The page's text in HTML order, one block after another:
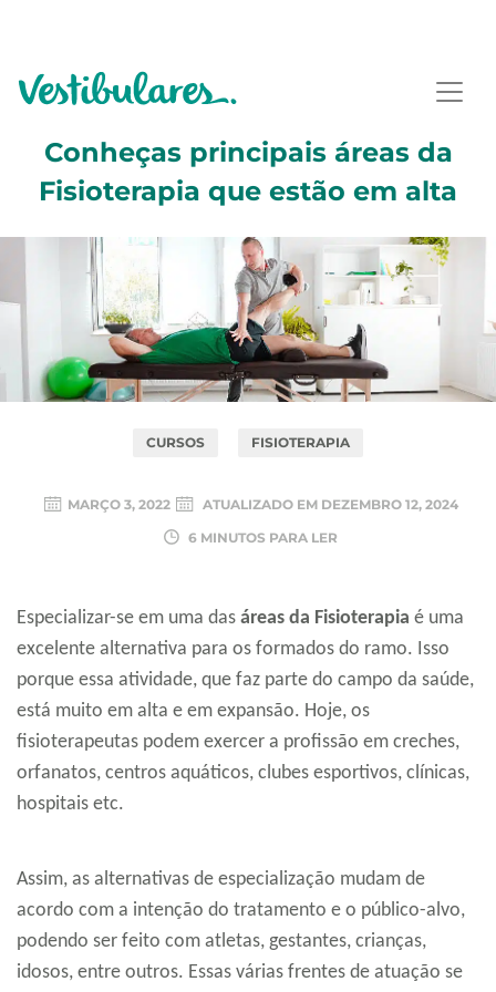
Conheças principais áreas da
Fisioterapia que estão em alta
CURSOS FISIOTERAPIA
MARÇO 3, 2022 ATUALIZADO EM DEZEMBRO 12, 2024
6 MINUTOS PARA LER
Especializar-se em uma das áreas da Fisioterapia é uma
excelente alternativa para os formados do ramo. Isso
porque essa atividade, que faz parte do campo da saúde,
está muito em alta e em expansão. Hoje, os
fisioterapeutas podem exercer a profissão em creches,
orfanatos, centros aquáticos, clubes esportivos, clínicas,
hospitais etc.
Assim, as alternativas de especialização mudam de
acordo com a intenção do tratamento e o público-alvo,
podendo ser feito com atletas, gestantes, crianças,
idosos, entre outros. Essas várias frentes de atuação se